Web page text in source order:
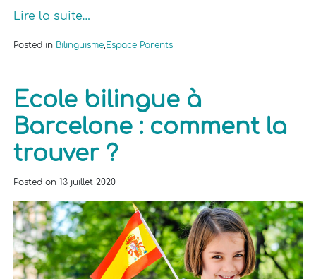
Lire la suite…
Posted in Bilinguisme Espace Parents
Ecole bilingue à
Barcelone : comment la
trouver ?
Posted on13 juillet 2020